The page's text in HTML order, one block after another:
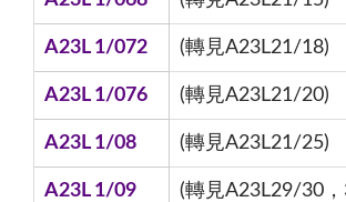
A23L 1/072 (轉見A23L21/18)
A23L 1/076 (轉見A23L21/20)
A23L 1/08 (轉見A23L21/25)
A23L 1/09 (轉見A23L29/30